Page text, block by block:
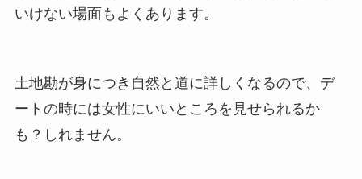
いけない場面もよくあります。
土地勘が身につき自然と道に詳しくなるので、デ
ートの時には女性にいいところを見せられるか
も？しれません。